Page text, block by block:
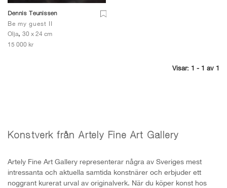
Dennis Teunissen
Be my guest II
Olja, 30 x 24 cm
15 000 kr
Visar: 1 - 1 av 1
Konstverk från Artely Fine Art Gallery
Artely Fine Art Gallery representerar några av Sveriges mest
intressanta och aktuella samtida konstnärer och erbjuder ett
noggrant kurerat urval av originalverk. När du köper konst hos